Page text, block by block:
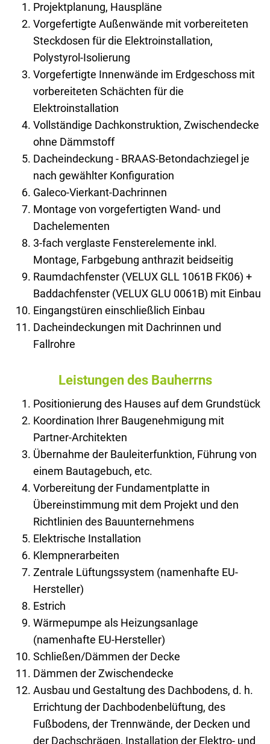
Projektplanung, Hauspläne
Vorgefertigte Außenwände mit vorbereiteten
Steckdosen für die Elektroinstallation,
Polystyrol-Isolierung
Vorgefertigte Innenwände im Erdgeschoss mit
vorbereiteten Schächten für die
Elektroinstallation
Vollständige Dachkonstruktion, Zwischendecke
ohne Dämmstoff
Dacheindeckung - BRAAS-Betondachziegel je
nach gewählter Konfiguration
Galeco-Vierkant-Dachrinnen
Montage von vorgefertigten Wand- und
Dachelementen
3-fach verglaste Fensterelemente inkl.
Montage, Farbgebung anthrazit beidseitig
Raumdachfenster (VELUX GLL 1061B FK06) +
Baddachfenster (VELUX GLU 0061B) mit Einbau
Eingangstüren einschließlich Einbau
Dacheindeckungen mit Dachrinnen und
Fallrohre
Leistungen des Bauherrns
Positionierung des Hauses auf dem Grundstück
Koordination Ihrer Baugenehmigung mit
Partner-Architekten
Übernahme der Bauleiterfunktion, Führung von
einem Bautagebuch, etc.
Vorbereitung der Fundamentplatte in
Übereinstimmung mit dem Projekt und den
Richtlinien des Bauunternehmens
Elektrische Installation
Klempnerarbeiten
Zentrale Lüftungssystem (namenhafte EU-
Hersteller)
Estrich
Wärmepumpe als Heizungsanlage
(namenhafte EU-Hersteller)
Schließen/Dämmen der Decke
Dämmen der Zwischendecke
Ausbau und Gestaltung des Dachbodens, d. h.
Errichtung der Dachbodenbelüftung, des
Fußbodens, der Trennwände, der Decken und
der Dachschrägen, Installation der Elektro- und